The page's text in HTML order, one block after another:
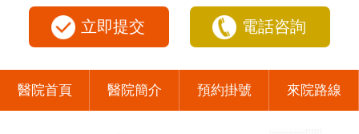
立即提交 電話咨詢
醫院首頁 醫院簡介 預約掛號 來院路線